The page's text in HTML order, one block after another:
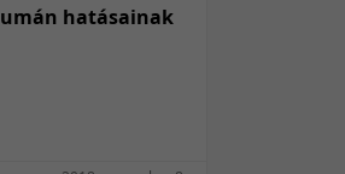
dátuma szerint
hatásainak